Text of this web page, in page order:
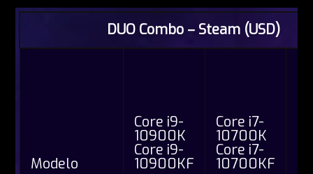
DUO Combo – Steam (USD)
Modelo
Core i9-
10900K
Core i9-
10900KF
Core i7-
10700K
Core i7-
10700KF